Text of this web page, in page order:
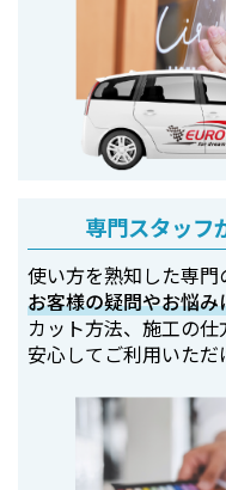
専門スタッフ
使い方を熟知した専門
お客様の疑問やお悩
カット方法、施工の仕
安心してご利用いただ